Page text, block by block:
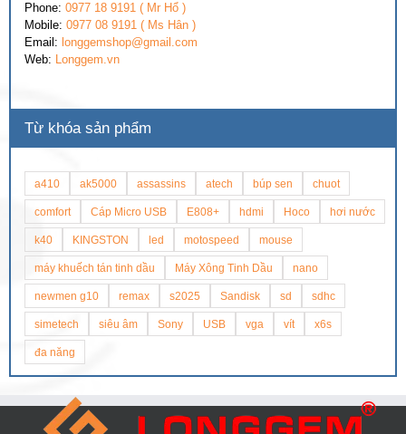
Phone: 0977 18 9191 ( Mr Hổ )
Mobile: 0977 08 9191 ( Ms Hân )
Email: longgemshop@gmail.com
Web: Longgem.vn
Từ khóa sản phẩm
a410 ak5000 assassins atech búp sen chuot
comfort Cáp Micro USB E808+ hdmi Hoco hơi nước
k40 KINGSTON led motospeed mouse
máy khuếch tán tinh dầu Máy Xông Tinh Dầu nano
newmen g10 remax s2025 Sandisk sd sdhc
simetech siêu âm Sony USB vga vít x6s
đa năng